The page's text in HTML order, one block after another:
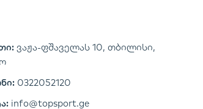
ვაჟა-ფშაველას 10, თბილისი,
0322052120
info@topsport.ge